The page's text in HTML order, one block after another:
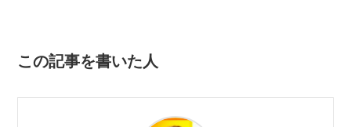
この記事を書いた人